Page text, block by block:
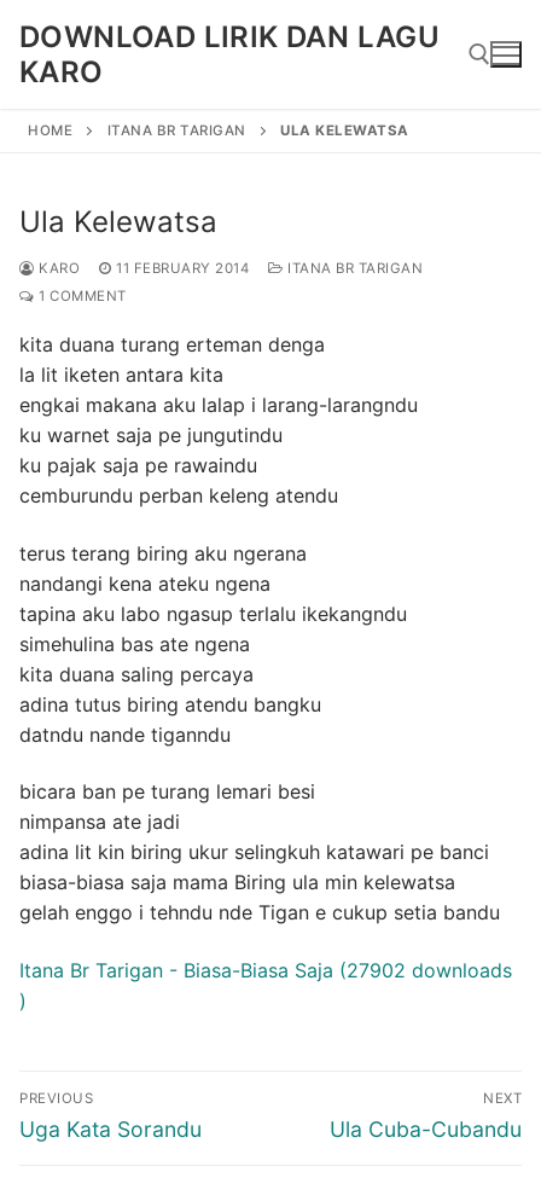
content
DOWNLOAD LIRIK DAN LAGU
KARO
HOME ITANA BR TARIGAN ULA KELEWATSA
Ula Kelewatsa
KARO 11 FEBRUARY 2014
ITANA BR TARIGAN
1 COMMENT
kita duana turang erteman denga
la lit iketen antara kita
engkai makana aku lalap i larang-larangndu
ku warnet saja pe jungutindu
ku pajak saja pe rawaindu
cemburundu perban keleng atendu
terus terang biring aku ngerana
nandangi kena ateku ngena
tapina aku labo ngasup terlalu ikekangndu
simehulina bas ate ngena
kita duana saling percaya
adina tutus biring atendu bangku
datndu nande tiganndu
bicara ban pe turang lemari besi
nimpansa ate jadi
adina lit kin biring ukur selingkuh katawari pe banci
biasa-biasa saja mama Biring ula min kelewatsa
gelah enggo i tehndu nde Tigan e cukup setia bandu
Itana Br Tarigan - Biasa-Biasa Saja (27902 downloads
)
Post
navigation
PREVIOUS
Previous
Uga Kata Sorandu
NEXT
Next
Ula Cuba-Cubandu